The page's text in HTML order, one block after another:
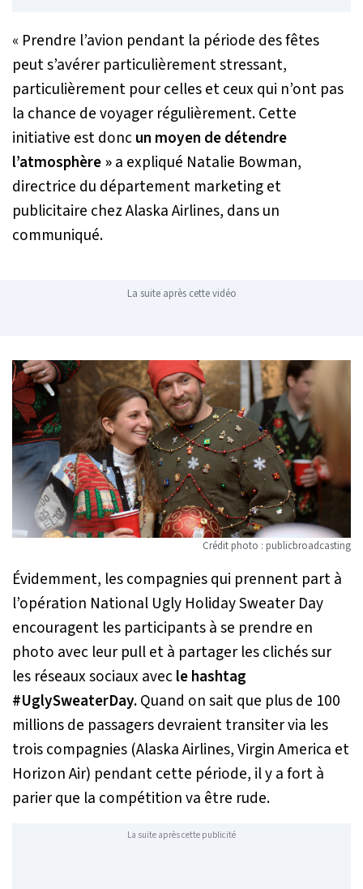
« Prendre l’avion pendant la période des fêtes
peut s’avérer particulièrement stressant,
particulièrement pour celles et ceux qui n’ont pas
la chance de voyager régulièrement. Cette
initiative est doncun moyen de détendre
l’atmosphère »a expliqué Natalie Bowman,
directrice du département marketing et
publicitaire chez Alaska Airlines, dans un
communiqué.
La suite après cette vidéo
Crédit photo : publicbroadcasting
Évidemment, les compagnies qui prennent part à
l’opération National Ugly Holiday Sweater Day
encouragent les participants à se prendre en
photo avec leur pull et à partager les clichés sur
les réseaux sociaux avecle hashtag
#UglySweaterDay.Quand on sait que plus de 100
millions de passagers devraient transiter via les
trois compagnies (Alaska Airlines, Virgin America et
Horizon Air) pendant cette période, il y a fort à
parier que la compétition va être rude.
La suite après cette publicité